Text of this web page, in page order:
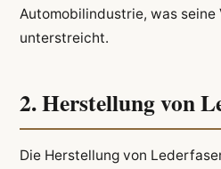
Automobilindustrie, was seine
unterstreicht.
2. Herstellung von
Die Herstellung von